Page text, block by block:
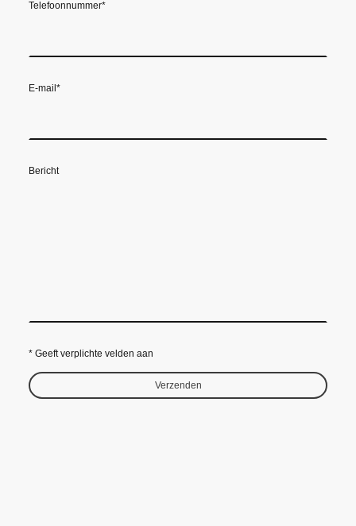
Telefoonnummer*
E-mail*
Bericht
* Geeft verplichte velden aan
Verzenden